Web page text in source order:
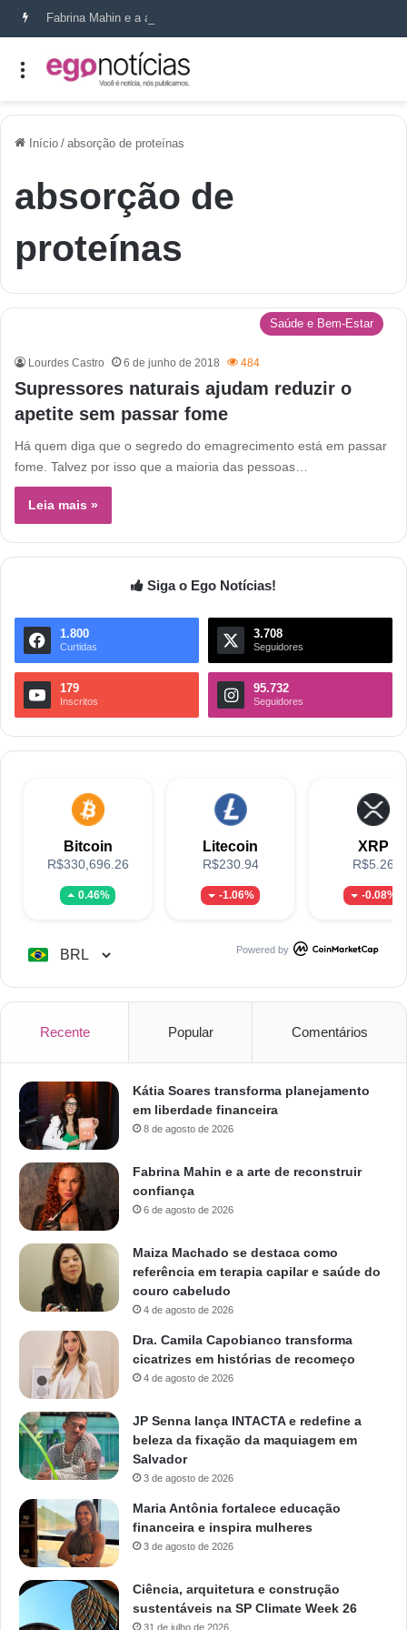
Fabrina Mahin e a arte de reconstruir confiança
Início / absorção de proteínas
absorção de
proteínas
Saúde e Bem-Estar
Lourdes Castro 6 de junho de 2018 484
Supressores naturais ajudam reduzir o
apetite sem passar fome
Há quem diga que o segredo do emagrecimento está em passar
fome. Talvez por isso que a maioria das pessoas…
Leia mais »
Siga o Ego Notícias!
1.800
Curtidas
3.708
Seguidores
179
Inscritos
95.732
Seguidores
Bitcoin
R$330,696.26
0.46%
Litecoin
R$230.94
-1.06%
XRP
R$5.26
-0.08%
Powered by
Recente Popular Comentários
Kátia Soares transforma planejamento
em liberdade financeira
8 de agosto de 2026
Fabrina Mahin e a arte de reconstruir
confiança
6 de agosto de 2026
Maiza Machado se destaca como
referência em terapia capilar e saúde do
couro cabeludo
4 de agosto de 2026
Dra. Camila Capobianco transforma
cicatrizes em histórias de recomeço
4 de agosto de 2026
JP Senna lança INTACTA e redefine a
beleza da fixação da maquiagem em
Salvador
3 de agosto de 2026
Maria Antônia fortalece educação
financeira e inspira mulheres
3 de agosto de 2026
Ciência, arquitetura e construção
sustentáveis na SP Climate Week 26
31 de julho de 2026